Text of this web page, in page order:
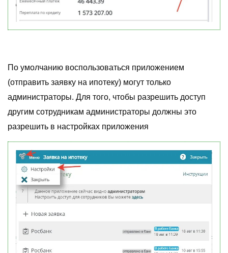
По умолчанию воспользоваться приложением
(отправить заявку на ипотеку) могут только
администраторы. Для того, чтобы разрешить доступ
другим сотрудникам администраторы должны это
разрешить в настройках приложения